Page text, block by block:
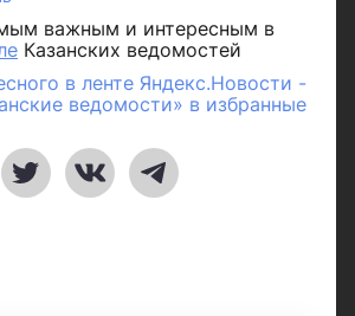
важным и интересным в
Казанских ведомостей
в ленте Яндекс.Новости -
ведомости» в избранные